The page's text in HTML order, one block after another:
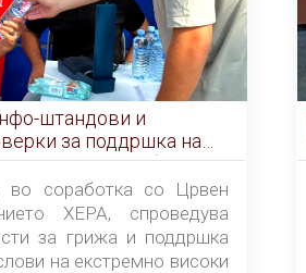
штандови и
за поддршка на
на топлотен бран
во соработка со Црвен
ХЕРА, спроведува
за грижа и поддршка
на екстремно високи